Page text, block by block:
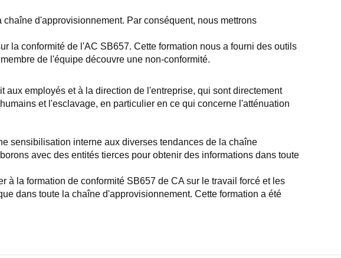
d'approvisionnement. Par conséquent, nous mettrons
la conformité de l'AC SB657. Cette formation nous a fourni des outils
de l'équipe découvre une non-conformité.
employés et à la direction de l'entreprise, qui sont directement
et l'esclavage, en particulier en ce qui concerne l'atténuation
sensibilisation interne aux diverses tendances de la chaîne
avec des entités tierces pour obtenir des informations dans toute
la formation de conformité SB657 de CA sur le travail forcé et les
dans toute la chaîne d'approvisionnement. Cette formation a été